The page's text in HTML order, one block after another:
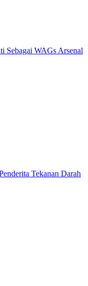
Sebagai WAGs Arsenal
Tekanan Darah